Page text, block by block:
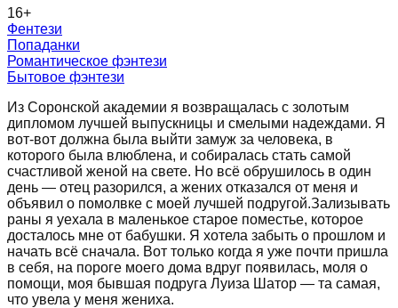
16+
Фентези
Попаданки
Романтическое фэнтези
Бытовое фэнтези
Из Соронской академии я возвращалась с золотым
дипломом лучшей выпускницы и смелыми надеждами. Я
вот-вот должна была выйти замуж за человека, в
которого была влюблена, и собиралась стать самой
счастливой женой на свете. Но всё обрушилось в один
день — отец разорился, а жених отказался от меня и
объявил о помолвке с моей лучшей подругой.Зализывать
раны я уехала в маленькое старое поместье, которое
досталось мне от бабушки. Я хотела забыть о прошлом и
начать всё сначала. Вот только когда я уже почти пришла
в себя, на пороге моего дома вдруг появилась, моля о
помощи, моя бывшая подруга Луиза Шатор — та самая,
что увела у меня жениха.